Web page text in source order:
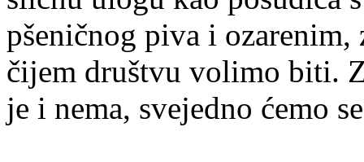
pšeničnog piva i
čijem društvu volimo biti.
je i nema, svejedno ćemo